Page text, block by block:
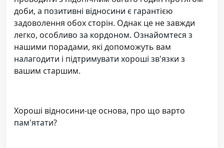
доби, а позитивні відносини є гарантією
задоволення обох сторін. Однак це не завжди
легко, особливо за кордоном. Ознайомтеся з
нашими порадами, які допоможуть вам
налагодити і підтримувати хороші зв'язки з
вашим старшим.
Хороші відносини-це основа, про що варто
пам'ятати?